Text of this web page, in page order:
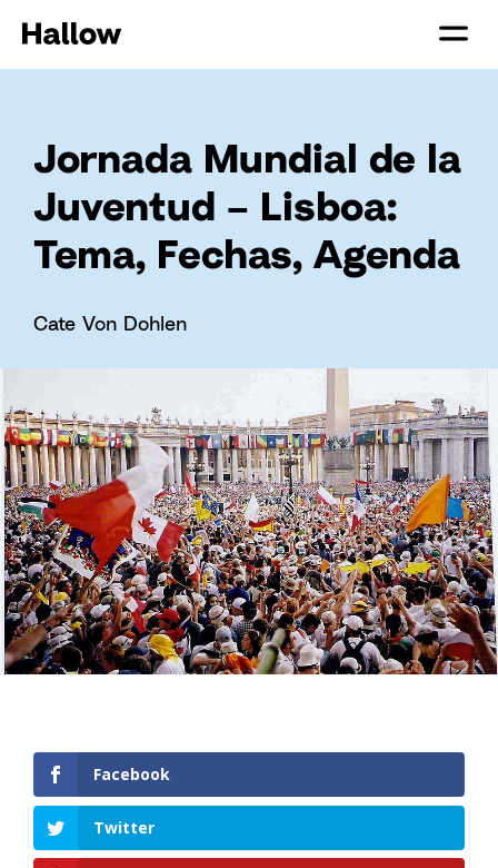
Jornada Mundial de la
Juventud – Lisboa:
Tema, Fechas, Agenda
Cate Von Dohlen
Facebook
Twitter